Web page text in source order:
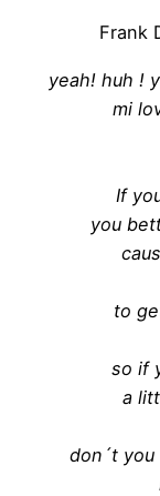
Frank
yeah! huh !
mi
If
you
to
so if
a
don´t